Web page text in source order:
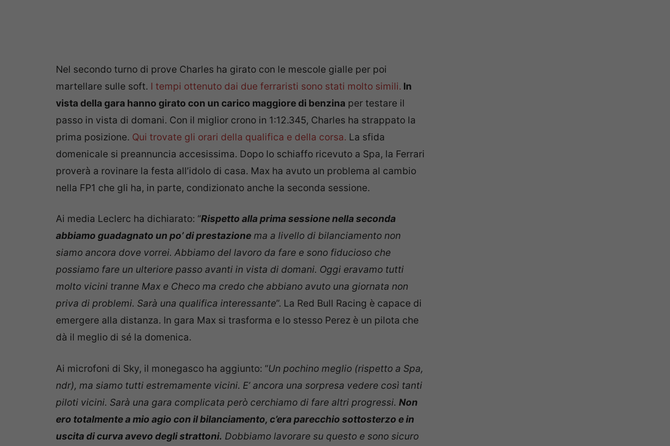
Nel secondo turno di prove Charles ha girato con le mescole gialle per poi
martellare sulle soft. I tempi ottenuto dai due ferraristi sono stati molto simili. In
vista della gara hanno girato con un carico maggiore di benzina per testare il
passo in vista di domani. Con il miglior crono in 1:12.345, Charles ha strappato la
prima posizione. Qui trovate gli orari della qualifica e della corsa. La sfida
domenicale si preannuncia accesissima. Dopo lo schiaffo ricevuto a Spa, la Ferrari
proverà a rovinare la festa all’idolo di casa. Max ha avuto un problema al cambio
nella FP1 che gli ha, in parte, condizionato anche la seconda sessione.
Ai media Leclerc ha dichiarato: “Rispetto alla prima sessione nella seconda
abbiamo guadagnato un po’ di prestazione ma a livello di bilanciamento non
siamo ancora dove vorrei. Abbiamo del lavoro da fare e sono fiducioso che
possiamo fare un ulteriore passo avanti in vista di domani. Oggi eravamo tutti
molto vicini tranne Max e Checo ma credo che abbiano avuto una giornata non
priva di problemi. Sarà una qualifica interessante”. La Red Bull Racing è capace di
emergere alla distanza. In gara Max si trasforma e lo stesso Perez è un pilota che
dà il meglio di sé la domenica.
Ai microfoni di Sky, il monegasco ha aggiunto: “Un pochino meglio (rispetto a Spa,
ndr), ma siamo tutti estremamente vicini. E’ ancora una sorpresa vedere così tanti
piloti vicini. Sarà una gara complicata però cerchiamo di fare altri progressi. Non
ero totalmente a mio agio con il bilanciamento, c’era parecchio sottosterzo e in
uscita di curva avevo degli strattoni. Dobbiamo lavorare su questo e sono sicuro